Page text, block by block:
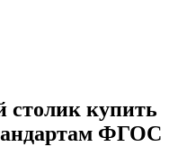
столик купить
ФГОС